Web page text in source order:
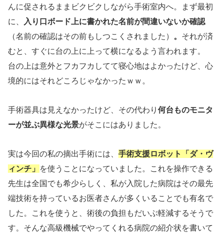
んに促されるままビクビクしながら手術室内へ。まず最初
に、
入り口ボード上に書かれた名前が間違いないか確認
（名前の確認はその前もしつこくされました） 。 それが済
むと、すぐに台の上に上って横になるよう言われます。
台の上は意外とフカフカしてて寝心地はよかったけど、心
境的にはそれどころじゃなかったｗｗ。
手術器具は見えなかったけど、その代わり 何台ものモニタ
ーが並ぶ異様な光景がそこにはありました。
実は今回の私の摘出手術には、 手術支援ロボット「ダ・ヴ
ィンチ」
を使うことになっていました。これを操作できる
先生は全国でも希少らしく、私が入院した病院はその最先
端技術を持っているお医者さんが多くいることでも有名で
した。これを使うと、術後の負担もだいぶ軽減するそうで
す。そんな高級機械でやってくれる病院の紹介状を書いて